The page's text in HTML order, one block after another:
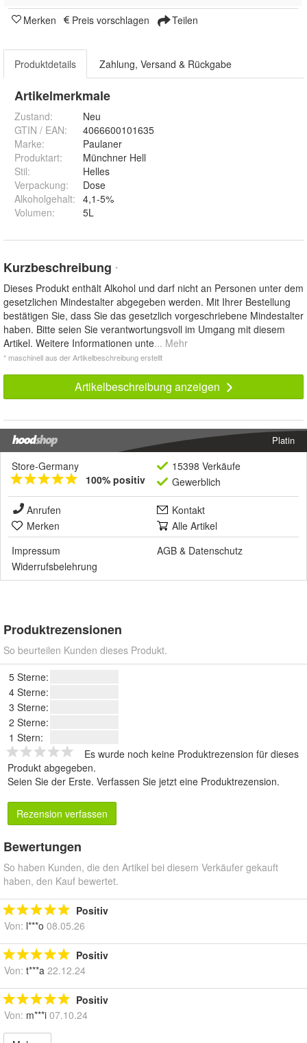
Merken Preis vorschlagen Teilen
Produktdetails Zahlung, Versand & Rückgabe
Artikelmerkmale
Zustand:
Neu
GTIN / EAN:
4066600101635
Marke:
Paulaner
Produktart:
Münchner Hell
Stil:
Helles
Verpackung:
Dose
Alkoholgehalt: 4,1-5%
Volumen: 5L
Kurzbeschreibung *
Dieses Produkt enthält Alkohol und darf nicht an Personen unter dem
gesetzlichen Mindestalter abgegeben werden. Mit Ihrer Bestellung
bestätigen Sie, dass Sie das gesetzlich vorgeschriebene Mindestalter
haben. Bitte seien Sie verantwortungsvoll im Umgang mit diesem
Artikel. Weitere Informationen unte... Mehr
* maschinell aus der Artikelbeschreibung erstellt
Artikelbeschreibung anzeigen
Platin
Store-Germany
100% positiv
15398 Verkäufe
Gewerblich
Anrufen
Kontakt
Merken
Alle Artikel
Impressum
AGB & Datenschutz
Widerrufsbelehrung
Produktrezensionen
So beurteilen Kunden dieses Produkt.
5 Sterne:
4 Sterne:
3 Sterne:
2 Sterne:
1 Stern:
Es wurde noch keine Produktrezension für dieses
Produkt abgegeben.
Seien Sie der Erste. Verfassen Sie jetzt eine Produktrezension.
Rezension verfassen
Bewertungen
So haben Kunden, die den Artikel bei diesem Verkäufer gekauft
haben, den Kauf bewertet.
Positiv
Von: l***o 08.05.26
Positiv
Von: t***a 22.12.24
Positiv
Von: m***i 07.10.24